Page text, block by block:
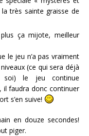
très sainte graisse de
ça mijote, meilleur
le jeu n’a pas vraiment
(ce qui sera déjà
soi) le jeu continue
il faudra donc continuer
s’en suive!
en douze secondes!
piger.